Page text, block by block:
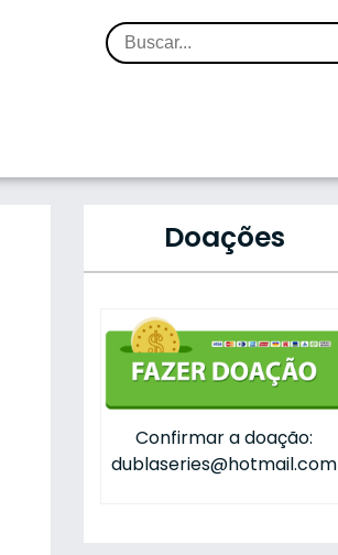
Doações
Confirmar a doação:
dublaseries@hotmail.com